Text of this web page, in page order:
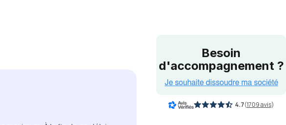
4.7(1709 avis)
Besoin
d'accompagnement ?